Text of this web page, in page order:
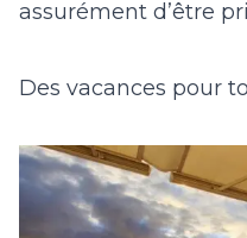
assurément d’être
Des vacances pour